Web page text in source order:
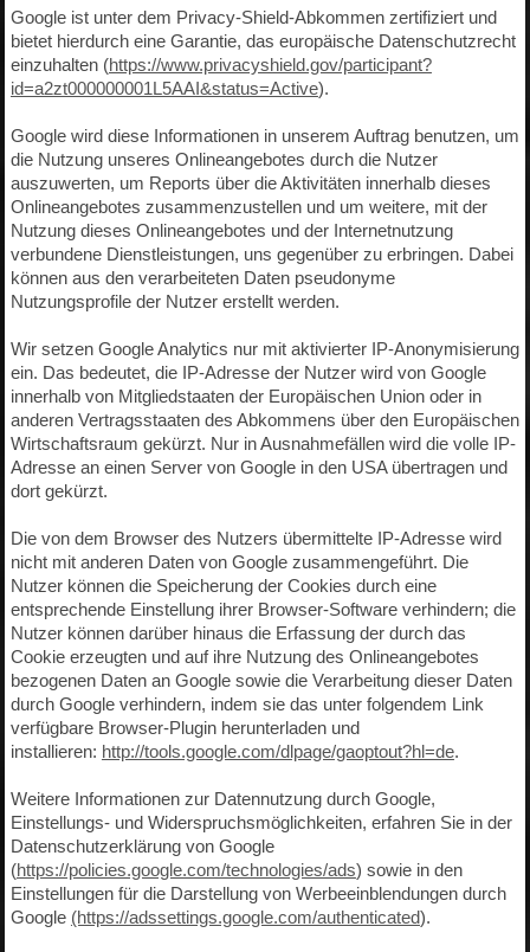
Google ist unter dem Privacy-Shield-Abkommen zertifiziert und
bietet hierdurch eine Garantie, das europäische Datenschutzrecht
einzuhalten (https://www.privacyshield.gov/participant?
id=a2zt000000001L5AAI&status=Active).
Google wird diese Informationen in unserem Auftrag benutzen, um
die Nutzung unseres Onlineangebotes durch die Nutzer
auszuwerten, um Reports über die Aktivitäten innerhalb dieses
Onlineangebotes zusammenzustellen und um weitere, mit der
Nutzung dieses Onlineangebotes und der Internetnutzung
verbundene Dienstleistungen, uns gegenüber zu erbringen. Dabei
können aus den verarbeiteten Daten pseudonyme
Nutzungsprofile der Nutzer erstellt werden.
Wir setzen Google Analytics nur mit aktivierter IP-Anonymisierung
ein. Das bedeutet, die IP-Adresse der Nutzer wird von Google
innerhalb von Mitgliedstaaten der Europäischen Union oder in
anderen Vertragsstaaten des Abkommens über den Europäischen
Wirtschaftsraum gekürzt. Nur in Ausnahmefällen wird die volle IP-
Adresse an einen Server von Google in den USA übertragen und
dort gekürzt.
Die von dem Browser des Nutzers übermittelte IP-Adresse wird
nicht mit anderen Daten von Google zusammengeführt. Die
Nutzer können die Speicherung der Cookies durch eine
entsprechende Einstellung ihrer Browser-Software verhindern; die
Nutzer können darüber hinaus die Erfassung der durch das
Cookie erzeugten und auf ihre Nutzung des Onlineangebotes
bezogenen Daten an Google sowie die Verarbeitung dieser Daten
durch Google verhindern, indem sie das unter folgendem Link
verfügbare Browser-Plugin herunterladen und
installieren: http://tools.google.com/dlpage/gaoptout?hl=de.
Weitere Informationen zur Datennutzung durch Google,
Einstellungs- und Widerspruchsmöglichkeiten, erfahren Sie in der
Datenschutzerklärung von Google
(https://policies.google.com/technologies/ads) sowie in den
Einstellungen für die Darstellung von Werbeeinblendungen durch
Google (https://adssettings.google.com/authenticated).